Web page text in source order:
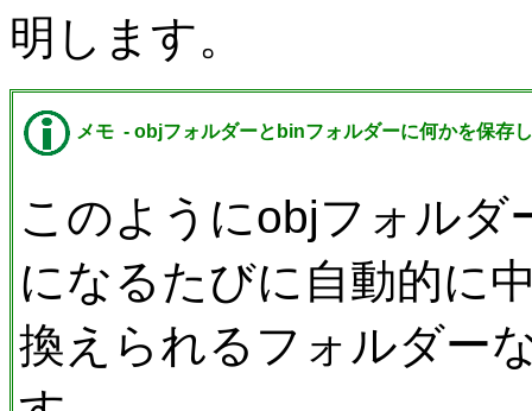
明します。
メモ - objフォルダーとbinフォルダーに何かを保存
このようにobjフォルダ
になるたびに自動的に
換えられるフォルダー